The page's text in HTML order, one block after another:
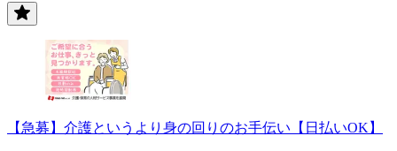
【急募】介護というより身の回りのお手伝い【日払いOK】